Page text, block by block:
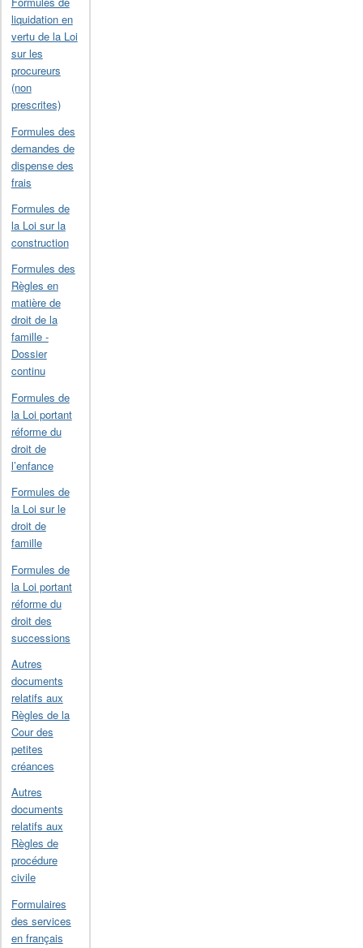
liquidation en
vertu de la Loi
sur les
procureurs
(non
prescrites)
Formules des
demandes de
dispense des
frais
Formules de
la Loi sur la
construction
Formules des
Règles en
matière de
droit de la
famille -
Dossier
continu
Formules de
la Loi portant
réforme du
droit de
l’enfance
Formules de
la Loi sur le
droit de
famille
Formules de
la Loi portant
réforme du
droit des
successions
Autres
documents
relatifs aux
Règles de la
Cour des
petites
créances
Autres
documents
relatifs aux
Règles de
procédure
civile
Formulaires
des services
en français